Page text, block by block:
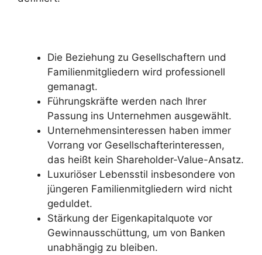
Die Beziehung zu Gesellschaftern und
Familienmitgliedern wird professionell
gemanagt.
Führungskräfte werden nach Ihrer
Passung ins Unternehmen ausgewählt.
Unternehmensinteressen haben immer
Vorrang vor Gesellschafterinteressen,
das heißt kein Shareholder-Value-Ansatz.
Luxuriöser Lebensstil insbesondere von
jüngeren Familienmitgliedern wird nicht
geduldet.
Stärkung der Eigenkapitalquote vor
Gewinnausschüttung, um von Banken
unabhängig zu bleiben.